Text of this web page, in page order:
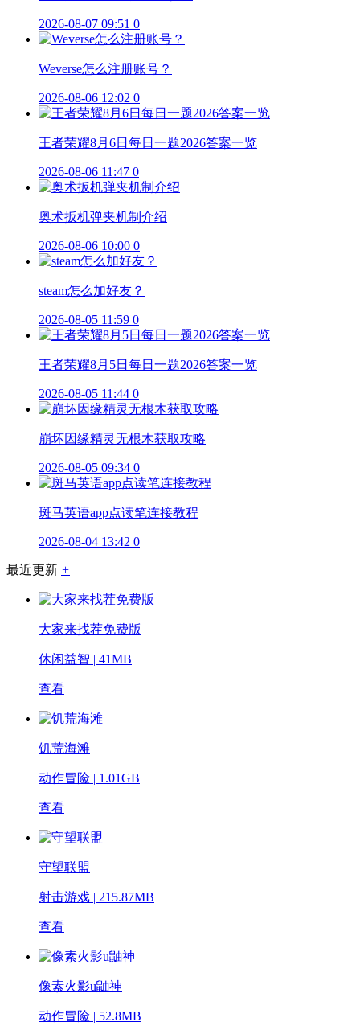
2026-08-07 09:51 0
Weverse怎么注册账号？
2026-08-06 12:02 0
王者荣耀8月6日每日一题2026答案一览
2026-08-06 11:47 0
奥术扳机弹夹机制介绍
2026-08-06 10:00 0
steam怎么加好友？
2026-08-05 11:59 0
王者荣耀8月5日每日一题2026答案一览
2026-08-05 11:44 0
崩坏因缘精灵无根木获取攻略
2026-08-05 09:34 0
斑马英语app点读笔连接教程
2026-08-04 13:42 0
最近更新 +
大家来找茬免费版
休闲益智 | 41MB
查看
饥荒海滩
动作冒险 | 1.01GB
查看
守望联盟
射击游戏 | 215.87MB
查看
像素火影u鼬神
动作冒险 | 52.8MB